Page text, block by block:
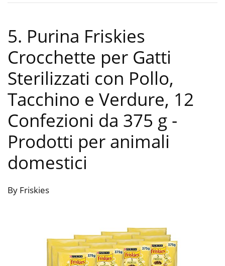
5. Purina Friskies
Crocchette per Gatti
Sterilizzati con Pollo,
Tacchino e Verdure, 12
Confezioni da 375 g -
Prodotti per animali
domestici
By Friskies